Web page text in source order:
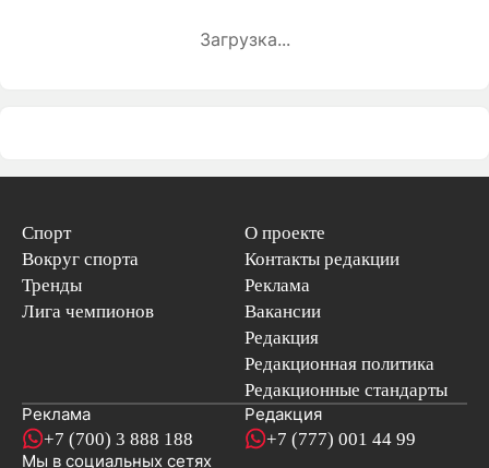
Загрузка...
Спорт
Вокруг спорта
Тренды
Лига чемпионов
О проекте
Контакты редакции
Реклама
Вакансии
Редакция
Редакционная политика
Редакционные стандарты
Реклама
+7 (700) 3 888 188
Редакция
+7 (777) 001 44 99
Мы в социальных сетях